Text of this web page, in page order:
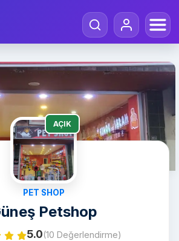
AÇIK
PET SHOP
Petshop
5.0(10 Değerlendirme)